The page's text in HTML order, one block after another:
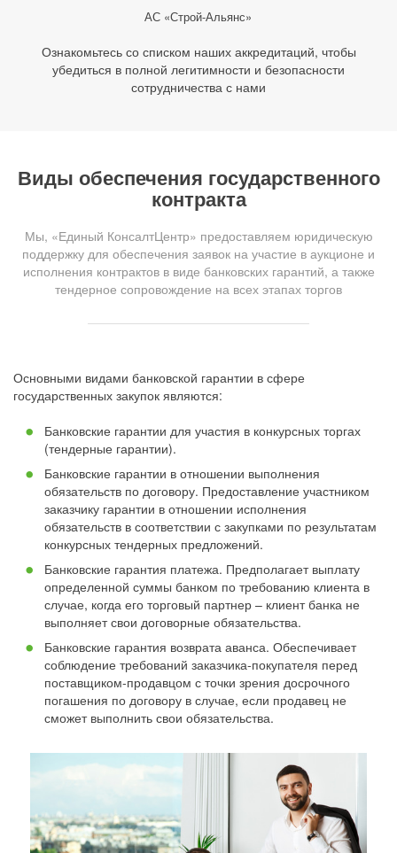
АС «Строй-Альянс»
Ознакомьтесь со списком наших аккредитаций, чтобы
убедиться в полной легитимности и безопасности
сотрудничества с нами
Виды обеспечения государственного
контракта
Мы, «Единый КонсалтЦентр» предоставляем юридическую
поддержку для обеспечения заявок на участие в аукционе и
исполнения контрактов в виде банковских гарантий, а также
тендерное сопровождение на всех этапах торгов
Основными видами банковской гарантии в сфере
государственных закупок являются:
Банковские гарантии для участия в конкурсных торгах
(тендерные гарантии).
Банковские гарантии в отношении выполнения
обязательств по договору. Предоставление участником
заказчику гарантии в отношении исполнения
обязательств в соответствии с закупками по результатам
конкурсных тендерных предложений.
Банковские гарантия платежа. Предполагает выплату
определенной суммы банком по требованию клиента в
случае, когда его торговый партнер – клиент банка не
выполняет свои договорные обязательства.
Банковские гарантия возврата аванса. Обеспечивает
соблюдение требований заказчика-покупателя перед
поставщиком-продавцом с точки зрения досрочного
погашения по договору в случае, если продавец не
сможет выполнить свои обязательства.